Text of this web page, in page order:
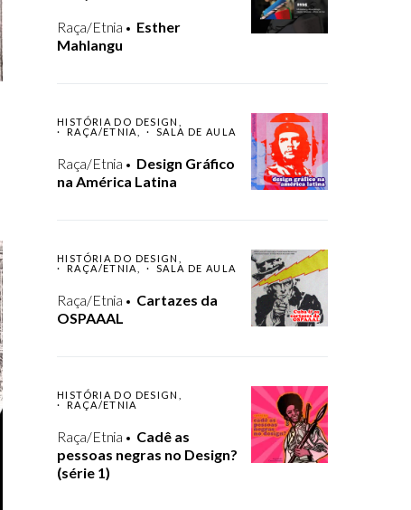
Raça/Etnia
Esther
Mahlangu
HISTÓRIA DO DESIGN
RAÇA/ETNIA
SALA DE AULA
Raça/Etnia
Design Gráfico
na América Latina
HISTÓRIA DO DESIGN
RAÇA/ETNIA
SALA DE AULA
Raça/Etnia
Cartazes da
OSPAAAL
HISTÓRIA DO DESIGN
RAÇA/ETNIA
Raça/Etnia
Cadê as
pessoas negras no Design?
(série 1)